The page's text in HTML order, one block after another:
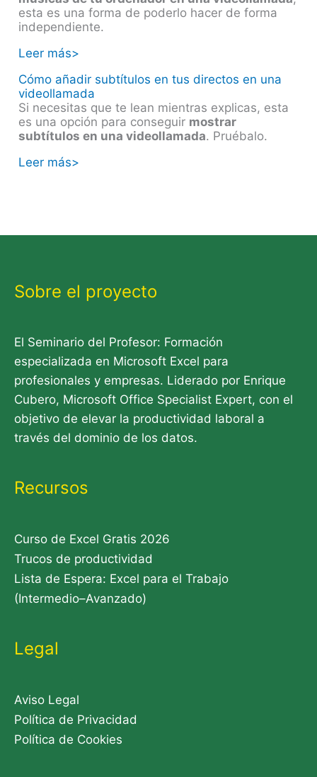
esta es una forma de poderlo hacer de forma
independiente.
Leer más>
Cómo añadir subtítulos en tus directos en una
videollamada
Si necesitas que te lean mientras explicas, esta
es una opción para conseguir mostrar
subtítulos en una videollamada. Pruébalo.
Leer más>
Sobre el proyecto
El Seminario del Profesor: Formación
especializada en Microsoft Excel para
profesionales y empresas. Liderado por Enrique
Cubero, Microsoft Office Specialist Expert, con el
objetivo de elevar la productividad laboral a
través del dominio de los datos.
Recursos
Curso de Excel Gratis 2026
Trucos de productividad
Lista de Espera: Excel para el Trabajo
(Intermedio–Avanzado)
Legal
Aviso Legal
Política de Privacidad
Política de Cookies